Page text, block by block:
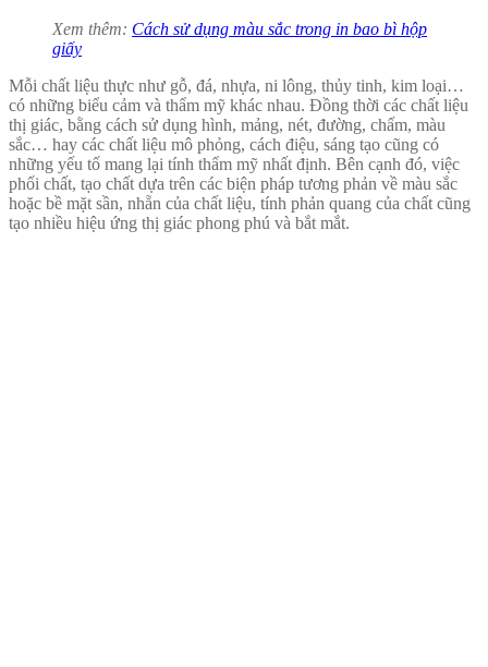
Xem thêm: Cách sử dụng màu sắc trong in bao bì hộp
giấy
Mỗi chất liệu thực như gỗ, đá, nhựa, ni lông, thủy tinh, kim loại…
có những biểu cảm và thẩm mỹ khác nhau. Đồng thời các chất liệu
thị giác, bằng cách sử dụng hình, mảng, nét, đường, chấm, màu
sắc… hay các chất liệu mô phỏng, cách điệu, sáng tạo cũng có
những yếu tố mang lại tính thẩm mỹ nhất định. Bên cạnh đó, việc
phối chất, tạo chất dựa trên các biện pháp tương phản về màu sắc
hoặc bề mặt sần, nhẵn của chất liệu, tính phản quang của chất cũng
tạo nhiều hiệu ứng thị giác phong phú và bắt mắt.